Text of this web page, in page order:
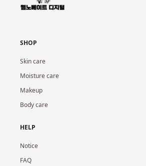
SHOP
Skin care
Moisture care
Makeup
Body care
HELP
Notice
FAQ